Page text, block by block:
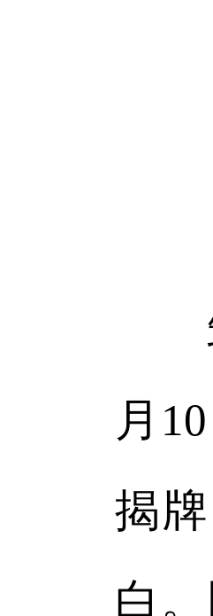
筑
月
揭
白